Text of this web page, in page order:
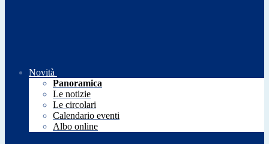
Novità
Panoramica
Le notizie
Le circolari
Calendario eventi
Albo online